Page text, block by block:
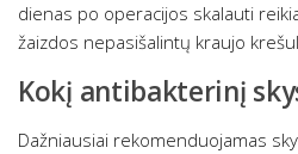
dienas po operacijos skalauti
žaizdos nepasišalintų kraujo
Kokį antibakterinį
Dažniausiai rekomenduojamas